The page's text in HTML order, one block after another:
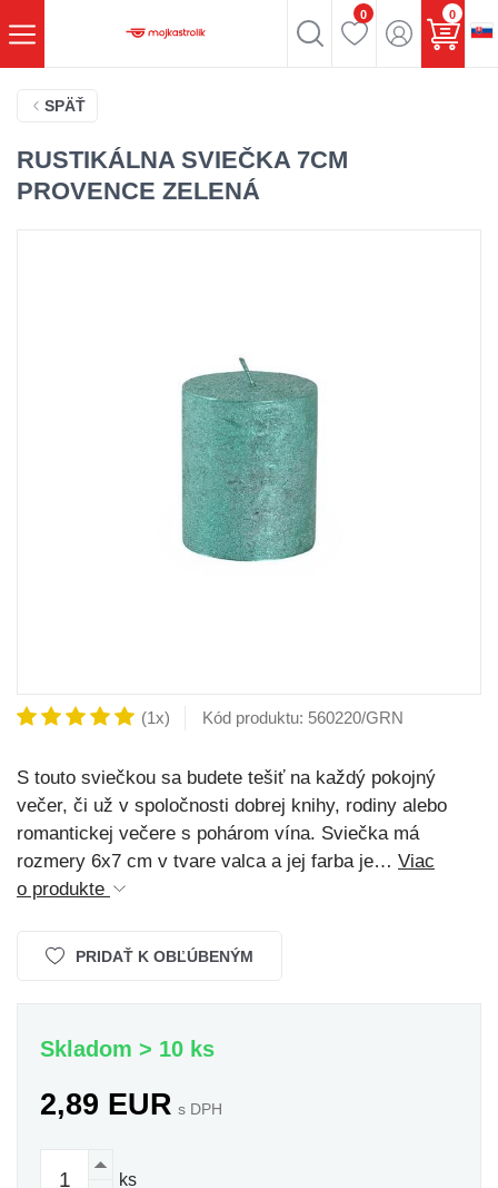
0 0
SPÄŤ
RUSTIKÁLNA SVIEČKA 7CM
PROVENCE ZELENÁ
(1x) Kód produktu: 560220/GRN
S touto sviečkou sa budete tešiť na každý pokojný
večer, či už v spoločnosti dobrej knihy, rodiny alebo
romantickej večere s pohárom vína. Sviečka má
rozmery 6x7 cm v tvare valca a jej farba je… Viac
o produkte
PRIDAŤ K OBĽÚBENÝM
Skladom > 10 ks
2,89 EUR s DPH
ks